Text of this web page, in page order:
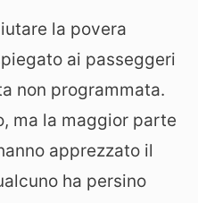
la povera
ai passeggeri
non programmata.
ma la maggior parte
apprezzato il
ha persino